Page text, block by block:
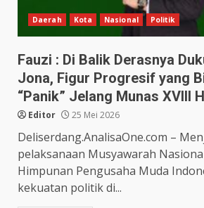
Daerah Kota Nasional Politik
Fauzi : Di Balik Derasnya
Jona, Figur Progresif yang
“Panik” Jelang Munas XVIII
Editor 25 Mei 2026
Deliserdang.AnalisaOne.com –
pelaksanaan Musyawarah
Himpunan Pengusaha Muda
kekuatan politik di...